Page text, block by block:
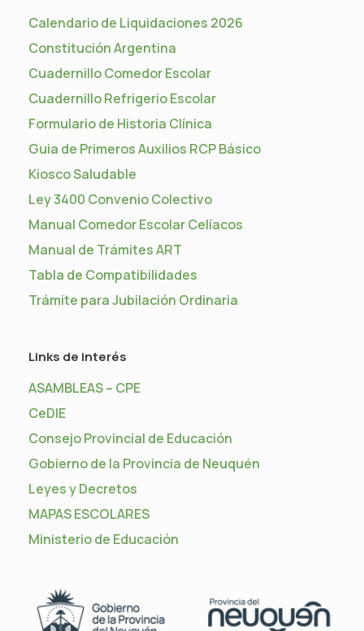
Calendario de Liquidaciones 2026
Constitución Argentina
Cuadernillo Comedor Escolar
Cuadernillo Refrigerio Escolar
Formulario de Historia Clínica
Guia de Primeros Auxilios RCP Básico
Kiosco Saludable
Ley 3400 Convenio Colectivo
Manual Comedor Escolar Celíacos
Manual de Trámites ART
Tabla de Compatibilidades
Trámite para Jubilación Ordinaria
Links de interés
ASAMBLEAS – CPE
CeDIE
Consejo Provincial de Educación
Gobierno de la Provincia de Neuquén
Leyes y Decretos
MAPAS ESCOLARES
Ministerio de Educación